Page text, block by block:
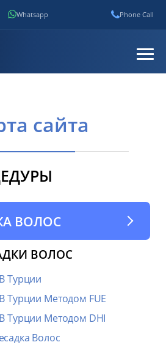
Whatsapp Phone Call
сайта
ВОЛОС
ВОЛОС
Турции
Турции Методом FUE
Турции Методом DHI
Волос